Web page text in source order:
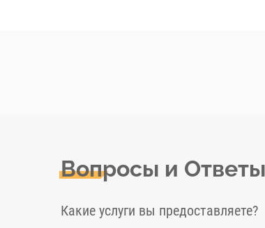
Вопросы и Ответы
Какие услуги вы предоставляете?